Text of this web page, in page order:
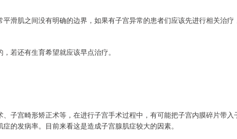
滑肌之间没有明确的边界，如果有子宫异常的患者们应该先进行相关治疗
若还有生育希望就应该早点治疗。
子宫畸形矫正术等，在进行子宫手术过程中，有可能把子宫内膜碎片带入
的发病率。目前来看这是造成子宫腺肌症较大的因素。